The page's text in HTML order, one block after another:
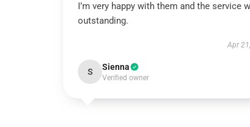
I’m very happy with them and the service
outstanding.
Apr
S Sienna
Verified owner